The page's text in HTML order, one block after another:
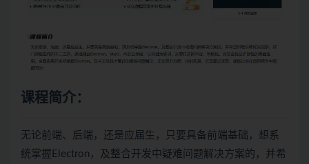
课程简介：
无论前端、后端，还是应届生，只要具备前端基础，想系
统掌握Electron，及整合开发中疑难问题解决方案的，并希